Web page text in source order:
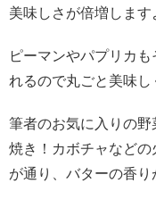
美味しさが倍増します
ピーマンやパプリカ
れるので丸ごと美味し
筆者のお気に入りの
焼き！カボチャなど
が通り、バターの香り